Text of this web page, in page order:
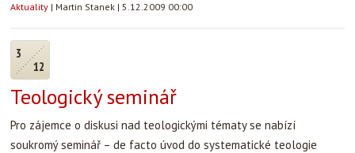
Aktuality | Martin Stanek | 5.12.2009 00:00
3
12
Teologický seminář
Pro zájemce o diskusi nad teologickými tématy se nabízí
soukromý seminář – de facto úvod do systematické teologie